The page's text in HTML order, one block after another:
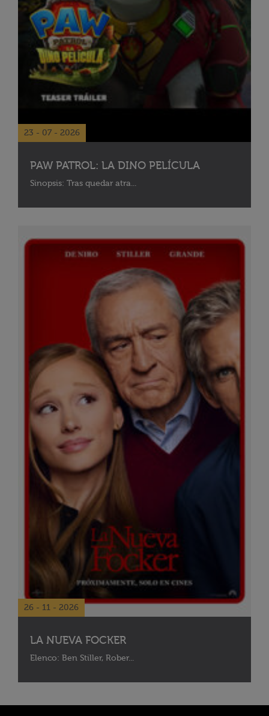
23 - 07 - 2026
PAW PATROL: LA DINO PELÍCULA
Sinopsis: Tras quedar atra...
26 - 11 - 2026
LA NUEVA FOCKER
Elenco: Ben Stiller, Rober...